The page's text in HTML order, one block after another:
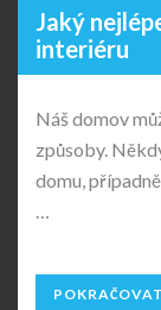
Jaký
interiéru
Náš domov
způsoby.
domu,
…